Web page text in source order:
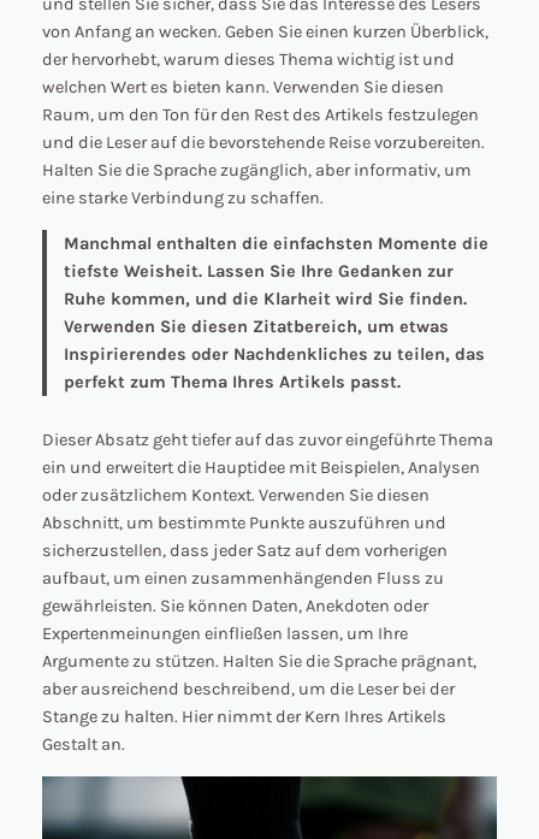
und stellen Sie sicher, dass Sie das Interesse des Lesers
von Anfang an wecken. Geben Sie einen kurzen Überblick,
der hervorhebt, warum dieses Thema wichtig ist und
welchen Wert es bieten kann. Verwenden Sie diesen
Raum, um den Ton für den Rest des Artikels festzulegen
und die Leser auf die bevorstehende Reise vorzubereiten.
Halten Sie die Sprache zugänglich, aber informativ, um
eine starke Verbindung zu schaffen.
Manchmal enthalten die einfachsten Momente die
tiefste Weisheit. Lassen Sie Ihre Gedanken zur
Ruhe kommen, und die Klarheit wird Sie finden.
Verwenden Sie diesen Zitatbereich, um etwas
Inspirierendes oder Nachdenkliches zu teilen, das
perfekt zum Thema Ihres Artikels passt.
Dieser Absatz geht tiefer auf das zuvor eingeführte Thema
ein und erweitert die Hauptidee mit Beispielen, Analysen
oder zusätzlichem Kontext. Verwenden Sie diesen
Abschnitt, um bestimmte Punkte auszuführen und
sicherzustellen, dass jeder Satz auf dem vorherigen
aufbaut, um einen zusammenhängenden Fluss zu
gewährleisten. Sie können Daten, Anekdoten oder
Expertenmeinungen einfließen lassen, um Ihre
Argumente zu stützen. Halten Sie die Sprache prägnant,
aber ausreichend beschreibend, um die Leser bei der
Stange zu halten. Hier nimmt der Kern Ihres Artikels
Gestalt an.